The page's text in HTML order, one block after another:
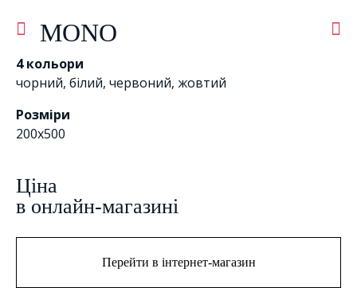
MONO
4 кольори
чорний, білий, червоний, жовтий
Розміри
200x500
Цiна
в онлайн-магазині
Перейти в інтернет-магазин